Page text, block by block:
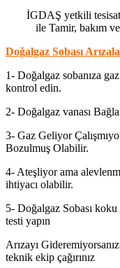
İGDAŞ yetkili tesisat
ile Tamir, bakım
Doğalgaz Sobası
1- Doğalgaz sobanıza
kontrol edin.
2- Doğalgaz vanası
3- Gaz Geliyor
Bozulmuş Olabilir.
4- Ateşliyor ama
ihtiyacı olabilir.
5- Doğalgaz Sobası
testi yapın
Arızayı
teknik ekip çağırınız